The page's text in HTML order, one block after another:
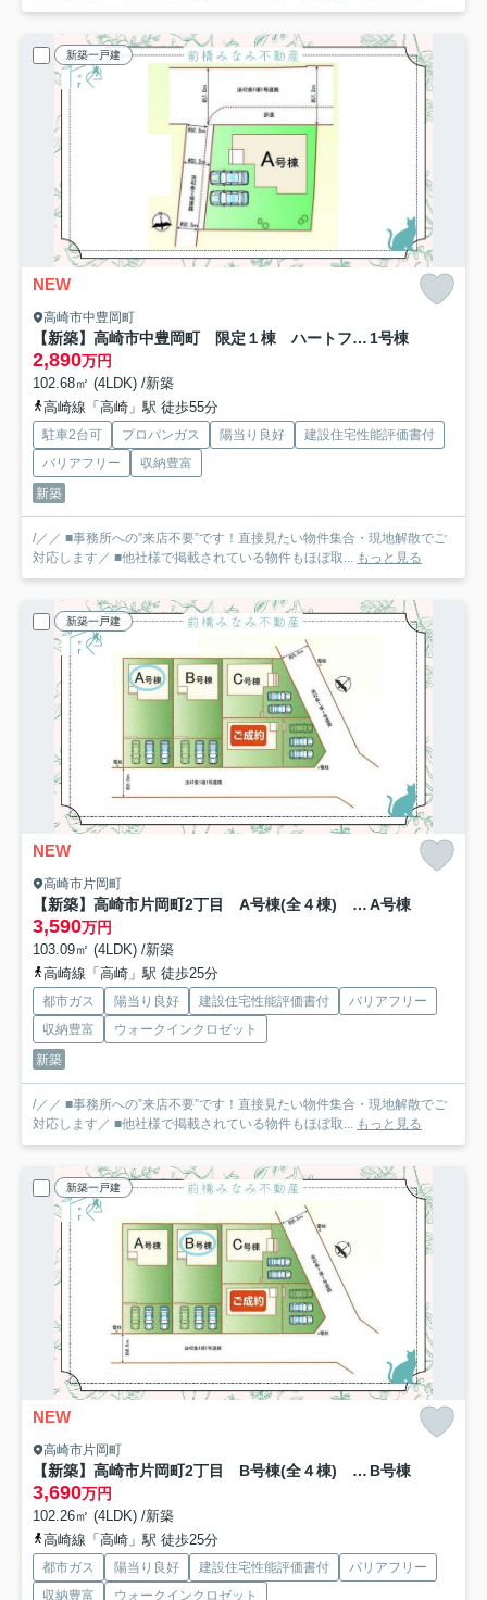
新築一戸建
NEW
高崎市中豊岡町
【新築】高崎市中豊岡町 限定１棟 ハートフルタウン 新築建売 1号棟
2,890万円
102.68㎡ (4LDK) /新築
高崎線「高崎」駅 徒歩55分
駐車2台可 プロパンガス 陽当り良好
建設住宅性能評価書付
バリアフリー
収納豊富
新築
/／／ ■事務所への”来店不要”です！直接見たい物件集合・現地解散でご
対応します／ ■他社様で掲載されている物件もほぼ取...
もっと見る
新築一戸建
NEW
高崎市片岡町
【新築】高崎市片岡町2丁目 A号棟(全４棟) ハートフルタウン 新築建売分譲 A号棟
3,590万円
103.09㎡ (4LDK) /新築
高崎線「高崎」駅 徒歩25分
都市ガス 陽当り良好 建設住宅性能評価書付
バリアフリー
収納豊富
ウォークインクロゼット
新築
/／／ ■事務所への”来店不要”です！直接見たい物件集合・現地解散でご
対応します／ ■他社様で掲載されている物件もほぼ取...
もっと見る
新築一戸建
NEW
高崎市片岡町
【新築】高崎市片岡町2丁目 B号棟(全４棟) ハートフルタウン 新築建売分譲 B号棟
3,690万円
102.26㎡ (4LDK) /新築
高崎線「高崎」駅 徒歩25分
都市ガス 陽当り良好 建設住宅性能評価書付
バリアフリー
収納豊富
ウォークインクロゼット